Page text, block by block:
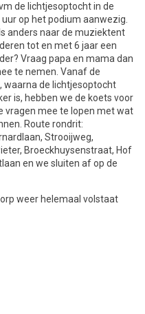
de lichtjesoptocht in de
op het podium aanwezig.
anders naar de muziektent
tot en met 6 jaar een
Vraag papa en mama dan
te nemen. Vanaf de
waarna de lichtjesoptocht
is, hebben we de koets voor
vragen mee te lopen met wat
Route rondrit:
Strooijweg,
Broeckhuysenstraat, Hof
en we sluiten af op de
weer helemaal volstaat